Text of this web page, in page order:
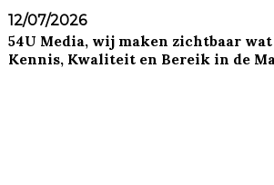
12/07/2026
54U Media, wij maken zichtbaar
Kennis, Kwaliteit en Bereik in de